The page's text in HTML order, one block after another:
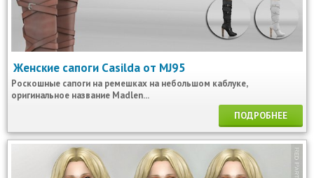
Женские сапоги Casilda от MJ95
Роскошные сапоги на ремешках на небольшом каблуке,
оригинальное название Madlen...
ПОДРОБНЕЕ